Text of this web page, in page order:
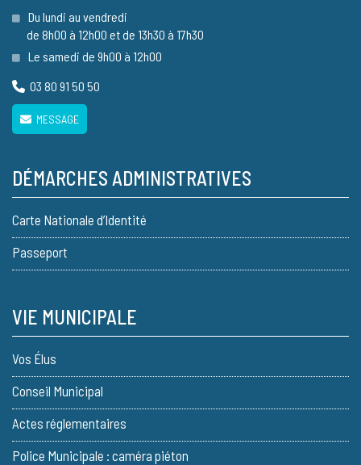
Du lundi au vendredi
de 8h00 à 12h00 et de 13h30 à 17h30
Le samedi de 9h00 à 12h00
03 80 91 50 50
MESSAGE
DÉMARCHES ADMINISTRATIVES
Carte Nationale d’Identité
Passeport
VIE MUNICIPALE
Vos Élus
Conseil Municipal
Actes réglementaires
Police Municipale : caméra piéton